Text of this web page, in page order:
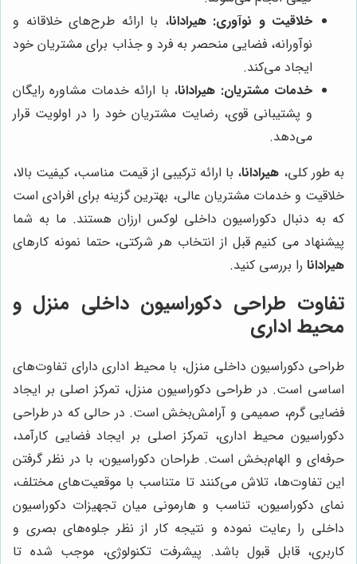
خلاقیت و نوآوری: هیرادانا، با ارائه طرح‌های خلاقانه و
نوآورانه، فضایی منحصر به فرد و جذاب برای مشتریان خود
ایجاد می‌کند.
خدمات مشتریان: هیرادانا، با ارائه خدمات مشاوره رایگان
و پشتیبانی قوی، رضایت مشتریان خود را در اولویت قرار
می‌دهد.
به طور کلی، هیرادانا، با ارائه ترکیبی از قیمت مناسب، کیفیت بالا،
خلاقیت و خدمات مشتریان عالی، بهترین گزینه برای افرادی است
که به دنبال دکوراسیون داخلی لوکس ارزان هستند. ما به شما
پیشنهاد می کنیم قبل از انتخاب هر شرکتی، حتما نمونه کارهای
هیرادانا را بررسی کنید.
تفاوت طراحی دکوراسیون داخلی منزل و
محیط اداری
طراحی دکوراسیون داخلی منزل، با محیط اداری دارای تفاوت‌های
اساسی است. در طراحی دکوراسیون منزل، تمرکز اصلی بر ایجاد
فضایی گرم، صمیمی و آرامش‌بخش است. در حالی که در طراحی
دکوراسیون محیط اداری، تمرکز اصلی بر ایجاد فضایی کارآمد،
حرفه‌ای و الهام‌بخش است. طراحان دکوراسیون، با در نظر گرفتن
این تفاوت‌ها، تلاش می‌کنند تا متناسب با موقعیت‌های مختلف،
نمای دکوراسیون، تناسب و هارمونی میان تجهیزات دکوراسیون
داخلی را رعایت نموده و نتیجه کار از نظر جلوه‌های بصری و
کاربری، قابل قبول باشد. پیشرفت تکنولوژی، موجب شده تا